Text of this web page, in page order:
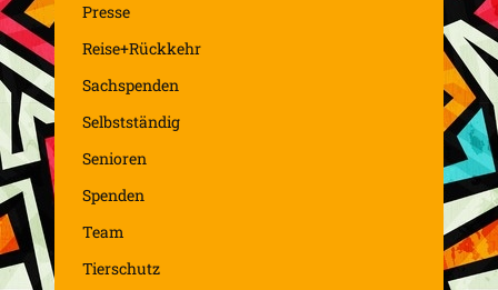
Presse
Reise+Rückkehr
Sachspenden
Selbstständig
Senioren
Spenden
Team
Tierschutz